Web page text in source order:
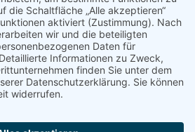
– Personal Award 2026
mit Kuhlage und Gästen